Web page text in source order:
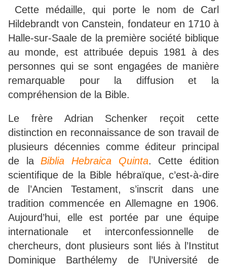
Cette médaille, qui porte le nom de Carl
Hildebrandt von Canstein, fondateur en 1710 à
Halle-sur-Saale de la première société biblique
au monde, est attribuée depuis 1981 à des
personnes qui se sont engagées de manière
remarquable pour la diffusion et la
compréhension de la Bible.
Le frère Adrian Schenker reçoit cette
distinction en reconnaissance de son travail de
plusieurs décennies comme éditeur principal
de laBiblia Hebraica Quinta. Cette édition
scientifique de la Bible hébraïque, c’est-à-dire
de l’Ancien Testament, s’inscrit dans une
tradition commencée en Allemagne en 1906.
Aujourd’hui, elle est portée par une équipe
internationale et interconfessionnelle de
chercheurs, dont plusieurs sont liés à l’Institut
Dominique Barthélemy de l’Université de